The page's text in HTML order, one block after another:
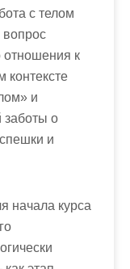
с телом
вопрос
отношения к
контексте
и
заботы о
и
начала курса